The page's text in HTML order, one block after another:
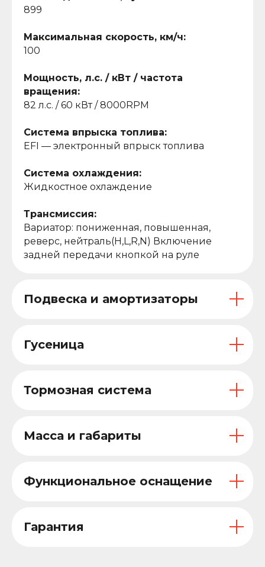
899
Максимальная скорость, км/ч:
100
Мощность, л.с. / кВт / частота
вращения:
82 л.с. / 60 кВт / 8000RPM
Система впрыска топлива:
EFI — электронный впрыск топлива
Система охлаждения:
Жидкостное охлаждение
Трансмиссия:
Вариатор: пониженная, повышенная,
реверс, нейтраль(H,L,R,N) Включение
задней передачи кнопкой на руле
Подвеска и амортизаторы
Гусеница
Тормозная система
Масса и габариты
Функциональное оснащение
Гарантия